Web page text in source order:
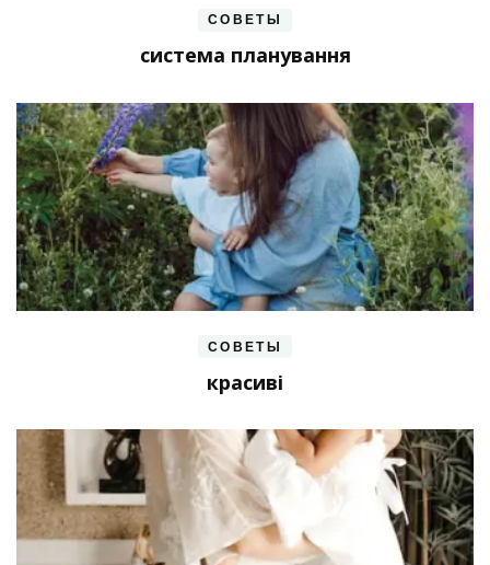
СОВЕТЫ
система планування
СОВЕТЫ
красиві